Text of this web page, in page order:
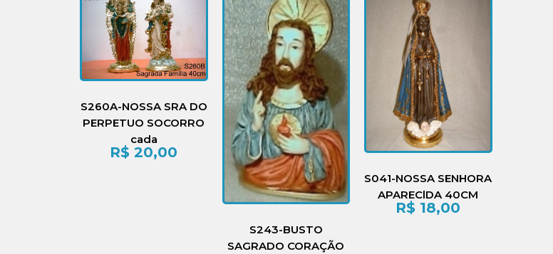
S260A-NOSSA SRA DO
PERPETUO SOCORRO
cada
R$ 20,00
S243-BUSTO
SAGRADO CORAÇÃO
S041-NOSSA SENHORA
APAREClDA 40CM
R$ 18,00